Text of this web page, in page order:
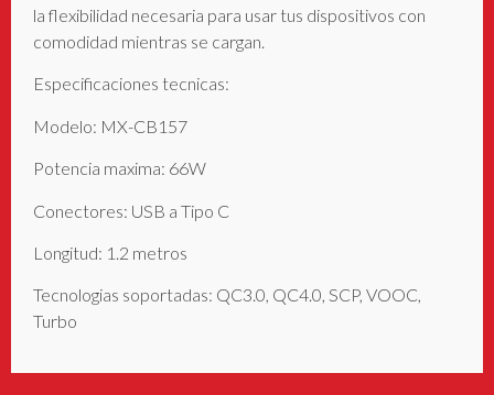
la flexibilidad necesaria para usar tus dispositivos con
comodidad mientras se cargan.
Especificaciones tecnicas:
Modelo: MX-CB157
Potencia maxima: 66W
Conectores: USB a Tipo C
Longitud: 1.2 metros
Tecnologias soportadas: QC3.0, QC4.0, SCP, VOOC,
Turbo